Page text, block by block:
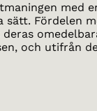
med
sätt. Fördelen
och utifrån